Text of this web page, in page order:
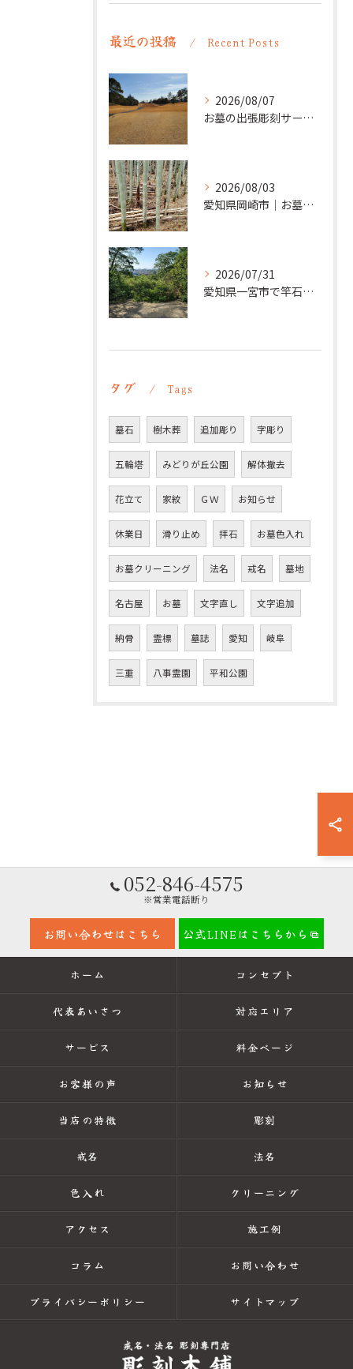
最近の投稿 Recent Posts
2026/08/07
お墓の出張彫刻サービス【彫刻本舗】愛知県清須市
2026/08/03
愛知県岡崎市｜お墓の追加彫り施工例 ｜彫刻本舗
2026/07/31
愛知県一宮市で竿石への追加彫刻｜彫刻本舗
タグ Tags
墓石 樹木葬 追加彫り 字彫り
五輪塔 みどりが丘公園 解体撤去
花立て 家紋 ＧＷ お知らせ
休業日 滑り止め 拝石 お墓色入れ
お墓クリーニング 法名 戒名 墓地
名古屋 お墓 文字直し 文字追加
納骨 霊標 墓誌 愛知 岐阜
三重 八事霊園 平和公園
052-846-4575
※営業電話断り
お問い合わせはこちら 公式LINEはこちらから
ホーム コンセプト
代表あいさつ 対応エリア
サービス 料金ページ
お客様の声 お知らせ
当店の特徴 彫刻
戒名 法名
色入れ クリーニング
アクセス 施工例
コラム お問い合わせ
プライバシーポリシー サイトマップ